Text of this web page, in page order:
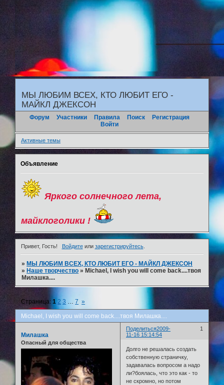
"
МЫ ЛЮБИМ ВСЕХ, КТО ЛЮБИТ ЕГО -
МАЙКЛ ДЖЕКСОН
Форум Участники Правила Поиск
Регистрация
Войти
Активные темы
Объявление
Яркого солнечного лета,
майклоголики !
Привет, Гость! Войдитеили зарегистрируйтесь.
»МЫ ЛЮБИМ ВСЕХ, КТО ЛЮБИТ ЕГО - МАЙКЛ ДЖЕКСОН
»Наше творчество »Michael, I wish you will come back....твоя
Милашка....
Michael, I wish you will come back....твоя Милашка....
Страница:1 2 3 7 »
Поделиться 1
2009-
11-16 15:14:54
Милашка
Опасный для общества
Долго не решалась создать
собственную страничку,
задавалась вопросом а надо
ли?боялась, что это как - то
не скромно, но потом